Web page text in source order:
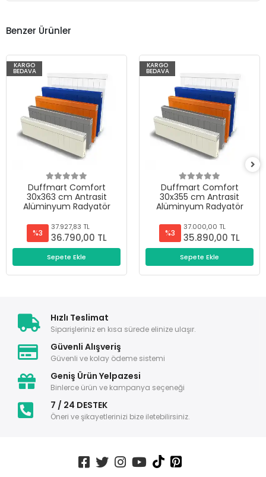
Benzer Ürünler
KARGO
BEDAVA
Duffmart Comfort
30x363 cm Antrasit
Alüminyum Radyatör
%3
37.927,83 TL
36.790,00 TL
Sepete Ekle
KARGO
BEDAVA
Duffmart Comfort
30x355 cm Antrasit
Alüminyum Radyatör
%3
37.000,00 TL
35.890,00 TL
Sepete Ekle
Hızlı Teslimat
Siparişleriniz en kısa sürede elinize ulaşır.
Güvenli Alışveriş
Güvenli ve kolay ödeme sistemi
Geniş Ürün Yelpazesi
Binlerce ürün ve kampanya seçeneği
7 / 24 DESTEK
Öneri ve şikayetlerinizi bize iletebilirsiniz.